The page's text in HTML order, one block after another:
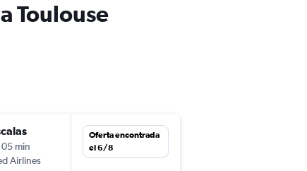
Toulouse
min
Airlines
Oferta encontrada
el 6/8